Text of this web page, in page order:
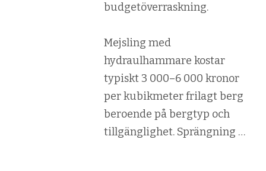
budgetöverraskning.
Mejsling med
hydraulhammare kostar
typiskt 3 000–6 000 kronor
per kubikmeter frilagt berg
beroende på bergtyp och
tillgänglighet. Sprängning …